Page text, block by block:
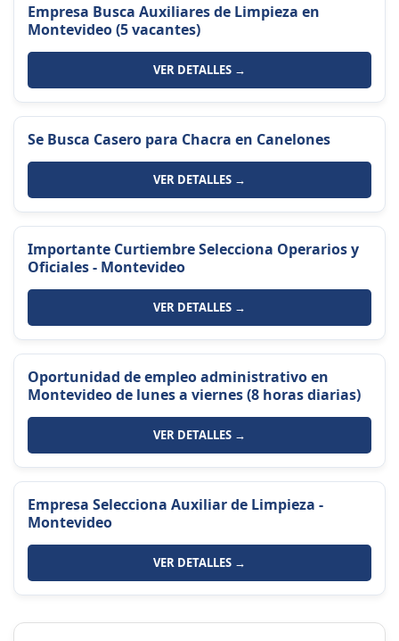
Empresa Busca Auxiliares de Limpieza en
Montevideo (5 vacantes)
VER DETALLES →
Se Busca Casero para Chacra en Canelones
VER DETALLES →
Importante Curtiembre Selecciona Operarios y
Oficiales - Montevideo
VER DETALLES →
Oportunidad de empleo administrativo en
Montevideo de lunes a viernes (8 horas diarias)
VER DETALLES →
Empresa Selecciona Auxiliar de Limpieza -
Montevideo
VER DETALLES →